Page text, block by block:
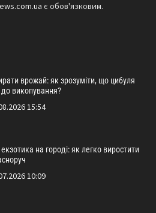
є обов'язковим.
врожай: як зрозуміти, що цибуля
до викопування?
15:54
на городі: як легко виростити
10:09